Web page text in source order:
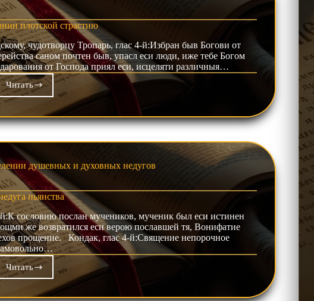
плотской страстию
чудотворцу Тропарь, глас 4-й:Избран быв Богови от
саном почтен быв, упасл еси люди, иже тебе Богом
от Господа приял еси, исцеляти различныя…
Читать
При
плотской
страстию
душевных и духовных недугов
пьянства
сословию послан мучеников, мученик был еси истинен
же возвратился еси верою пославшей тя, Вонифатие
прощение. Кондак, глас 4-й:Священие непорочное
Читать
От
пьянства